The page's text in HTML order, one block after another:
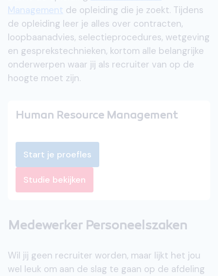
Management de opleiding die je zoekt. Tijdens
de opleiding leer je alles over contracten,
loopbaanadvies, selectieprocedures, wetgeving
en gesprekstechnieken, kortom alle belangrijke
onderwerpen waar jij als recruiter van op de
hoogte moet zijn.
Human Resource Management
Start je proefles
Studie bekijken
Medewerker Personeelszaken
Wil jij geen recruiter worden, maar lijkt het jou
wel leuk om aan de slag te gaan op de afdeling